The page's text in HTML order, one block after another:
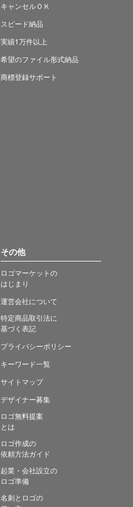
キャンセルＯＫ
スピード納品
実績1万件以上
希望のファイル形式納品
商標登録サポート
その他
ロゴマーケットの
はじまり
運営会社について
特定商品取引法に
基づく表記
プライバシーポリシー
キーワード一覧
サイトマップ
デザイナー募集
ロゴ無料提案
とは
ロゴ作成の
依頼方法ガイド
起業・会社設立の
ロゴ準備
名刺とロゴの